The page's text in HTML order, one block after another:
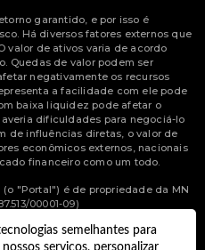
semelhantes para
serviços, personalizar
garantido, e por isso é
Há diversos fatores externos que
valor de ativos varia de acordo
Quedas de valor podem ser
negativamente os recursos
a facilidade com ele pode
baixa liquidez pode afetar o
dificuldades para negociá-lo
de influências diretas, o valor de
econômicos externos, nacionais
financeiro como um todo.
"Portal") é de propriedade da MN
00001-09)
Now News.